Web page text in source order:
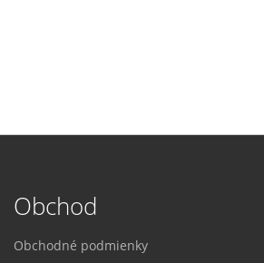
Obchod
Obchodné podmienky